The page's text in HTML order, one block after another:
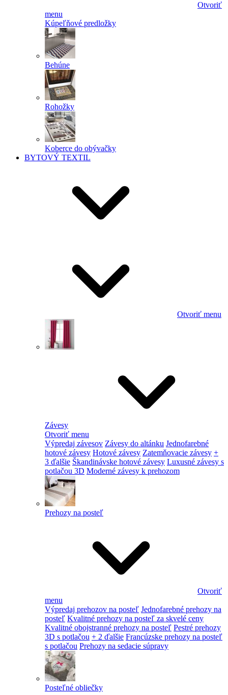
Otvoriť
menu
Kúpeľňové predložky
Behúne
Rohožky
Koberce do obývačky
BYTOVÝ TEXTIL
Otvoriť menu
Závesy
Otvoriť menu
Výpredaj závesov Závesy do altánku Jednofarebné
hotové závesy Hotové závesy Zatemňovacie závesy +
3 ďalšie Škandinávske hotové závesy Luxusné závesy s
potlačou 3D Moderné závesy k prehozom
Prehozy na posteľ
Otvoriť
menu
Výpredaj prehozov na posteľ Jednofarebné prehozy na
posteľ Kvalitné prehozy na posteľ za skvelé ceny
Kvalitné obojstranné prehozy na posteľ Pestré prehozy
3D s potlačou + 2 ďalšie Francúzske prehozy na posteľ
s potlačou Prehozy na sedacie súpravy
Posteľné obliečky